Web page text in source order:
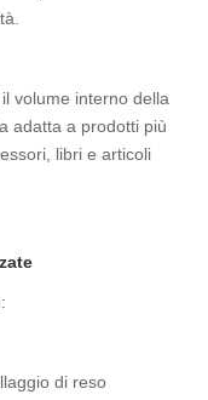
volume interno della
adatta a prodotti più
libri e articoli
di reso